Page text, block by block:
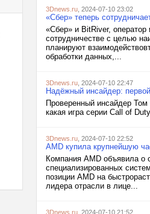
3Dnews.ru , 2024-07-10 23:02
«Сбер» теперь
«Сбер» и BitRiver, оператор
сотрудничестве с целью
планируют
обработки данных,...
3Dnews.ru , 2024-07-10 22:47
Надёжный инсайдер:
Проверенный инсайдер
какая игра серии Call of
3Dnews.ru , 2024-07-10 22:52
AMD купила крупнейшую
Компания AMD объявила о
специализированных
позиции AMD на
лидера отрасли в лице...
3Dnews.ru , 2024-07-10 21:52